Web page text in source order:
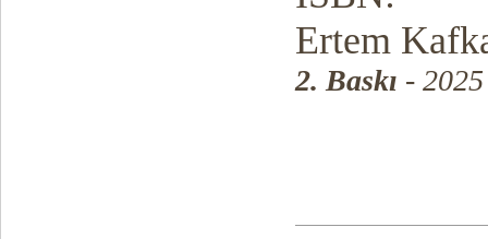
Ertem
2. Baskı - 2025